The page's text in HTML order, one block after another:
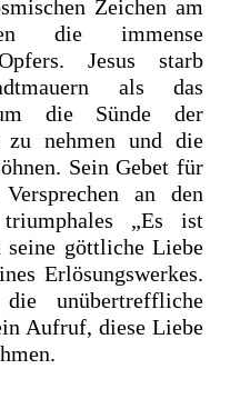
Zeichen am
die immense
Jesus starb
als das
die Sünde der
nehmen und die
Sein Gebet für
an den
„Es ist
seine göttliche Liebe
Erlösungswerkes.
unübertreffliche
Aufruf, diese Liebe